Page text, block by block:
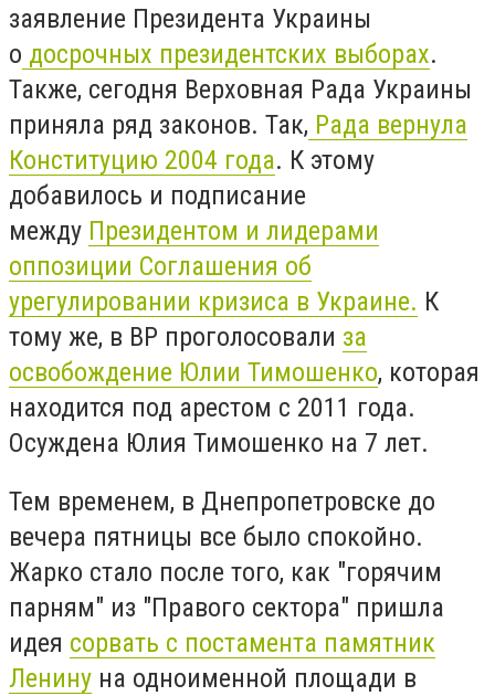
заявление Президента Украины
о досрочных президентских выборах.
Также, сегодня Верховная Рада Украины
приняла ряд законов. Так, Рада вернула
Конституцию 2004 года. К этому
добавилось и подписание
между Президентом и лидерами
оппозиции Соглашения об
урегулировании кризиса в Украине. К
тому же, в ВР проголосовали за
освобождение Юлии Тимошенко, которая
находится под арестом с 2011 года.
Осуждена Юлия Тимошенко на 7 лет.
Тем временем, в Днепропетровске до
вечера пятницы все было спокойно.
Жарко стало после того, как "горячим
парням" из "Правого сектора" пришла
идея сорвать с постамента памятник
Ленину на одноименной площади в